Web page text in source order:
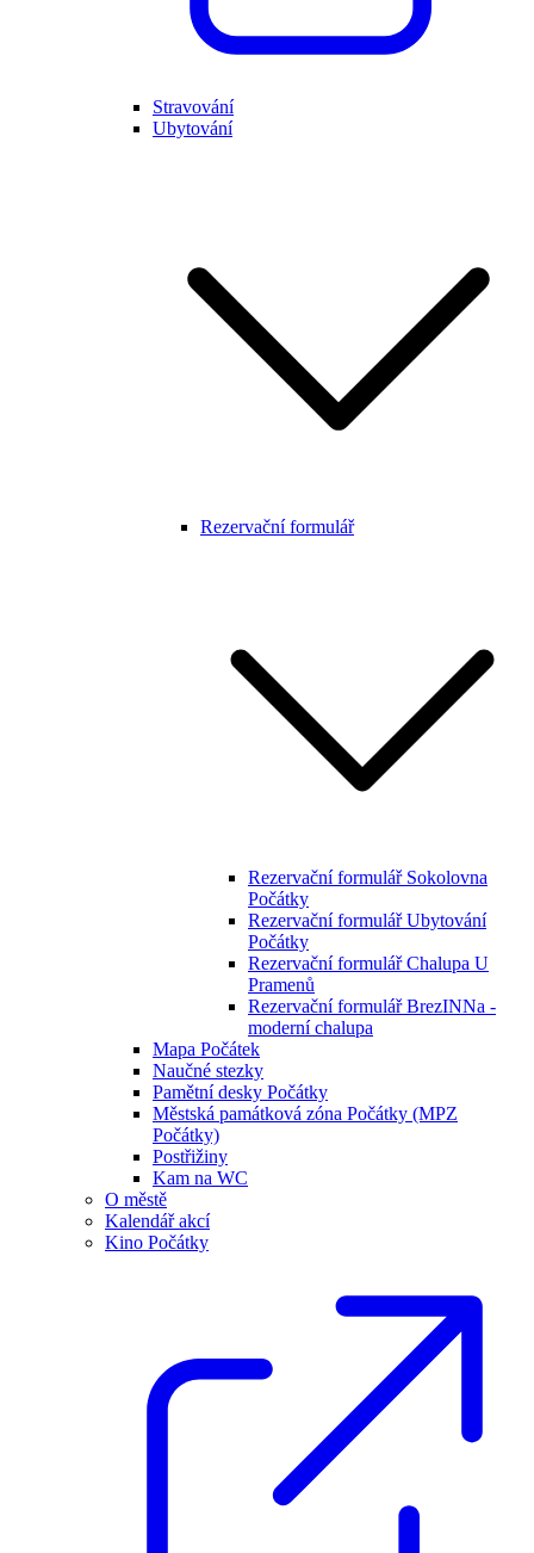
Stravování
Ubytování
Rezervační formulář
Rezervační formulář Sokolovna
Počátky
Rezervační formulář Ubytování
Počátky
Rezervační formulář Chalupa U
Pramenů
Rezervační formulář BrezINNa -
moderní chalupa
Mapa Počátek
Naučné stezky
Pamětní desky Počátky
Městská památková zóna Počátky (MPZ
Počátky)
Postřižiny
Kam na WC
O městě
Kalendář akcí
Kino Počátky